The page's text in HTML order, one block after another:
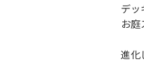
デッ
お庭
進化